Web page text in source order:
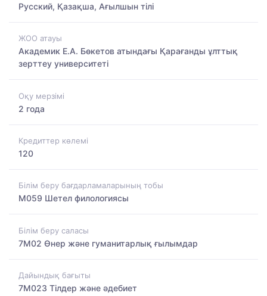
Русский, Қазақша, Ағылшын тілі
ЖОО атауы
Академик Е.А. Бөкетов атындағы Қарағанды ұлттық
зерттеу университеті
Оқу мерзімі
2 года
Кредиттер көлемі
120
Білім беру бағдарламаларының тобы
M059 Шетел филологиясы
Білім беру саласы
7M02 Өнер және гуманитарлық ғылымдар
Дайындық бағыты
7M023 Тілдер және әдебиет